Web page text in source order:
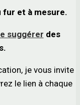
fur et à mesure.
suggérer des
je vous invite
le lien à chaque